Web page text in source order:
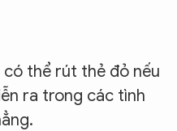
thể rút thẻ đỏ nếu
ra trong các tình